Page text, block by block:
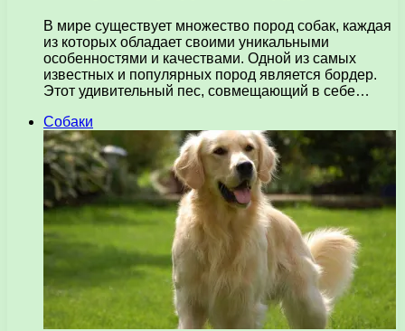
В мире существует множество пород собак, каждая
из которых обладает своими уникальными
особенностями и качествами. Одной из самых
известных и популярных пород является бордер.
Этот удивительный пес, совмещающий в себе…
Собаки